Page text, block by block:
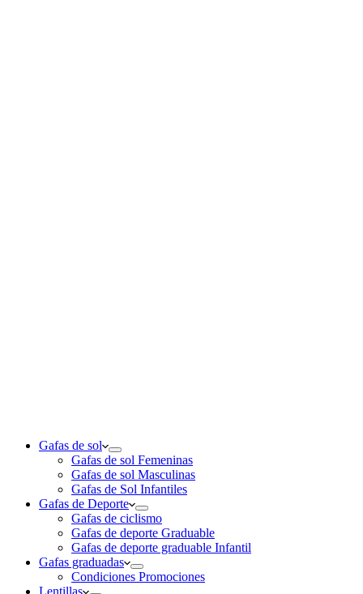
Gafas de sol
Gafas de sol Femeninas
Gafas de sol Masculinas
Gafas de Sol Infantiles
Gafas de Deporte
Gafas de ciclismo
Gafas de deporte Graduable
Gafas de deporte graduable Infantil
Gafas graduadas
Condiciones Promociones
Lentillas